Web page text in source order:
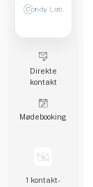
Direkte
kontakt
Møde­booking
1 kontakt­